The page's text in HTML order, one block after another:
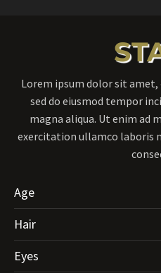
Lorem ipsum dolor sit
sed do eiusmod tempor
magna aliqua. Ut enim ad
exercitation ullamco laboris
Age
Hair
Eyes